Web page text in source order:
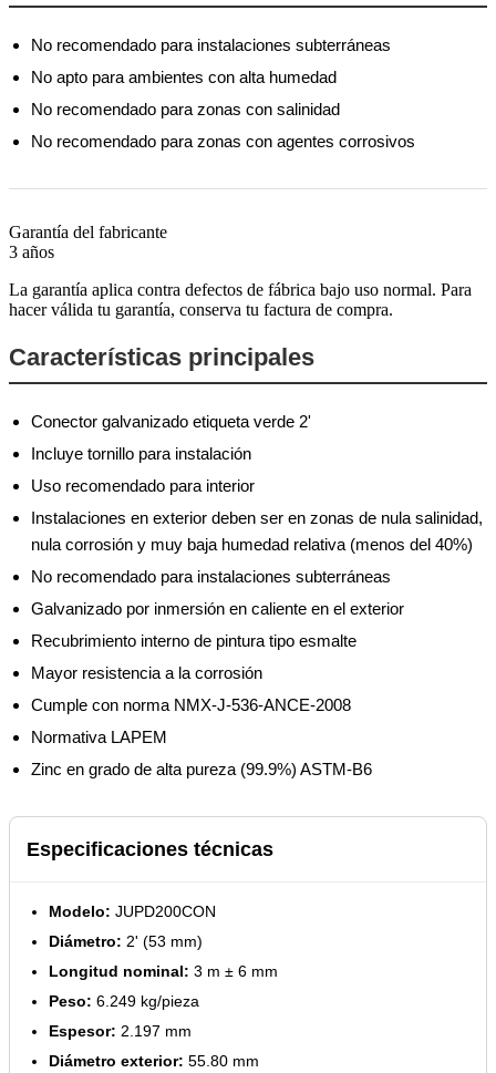
No recomendado para instalaciones subterráneas
No apto para ambientes con alta humedad
No recomendado para zonas con salinidad
No recomendado para zonas con agentes corrosivos
Garantía del fabricante
3 años
La garantía aplica contra defectos de fábrica bajo uso normal. Para
hacer válida tu garantía, conserva tu factura de compra.
Características principales
Conector galvanizado etiqueta verde 2'
Incluye tornillo para instalación
Uso recomendado para interior
Instalaciones en exterior deben ser en zonas de nula salinidad,
nula corrosión y muy baja humedad relativa (menos del 40%)
No recomendado para instalaciones subterráneas
Galvanizado por inmersión en caliente en el exterior
Recubrimiento interno de pintura tipo esmalte
Mayor resistencia a la corrosión
Cumple con norma NMX-J-536-ANCE-2008
Normativa LAPEM
Zinc en grado de alta pureza (99.9%) ASTM-B6
Especificaciones técnicas
Modelo: JUPD200CON
Diámetro: 2' (53 mm)
Longitud nominal: 3 m ± 6 mm
Peso: 6.249 kg/pieza
Espesor: 2.197 mm
Diámetro exterior: 55.80 mm